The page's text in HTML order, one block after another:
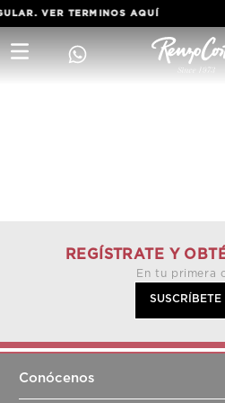
VER TERMINOS AQUÍ
REGÍSTRATE Y
En tu primera
SUSCRÍBETE
Conócenos
Sobre nosotros